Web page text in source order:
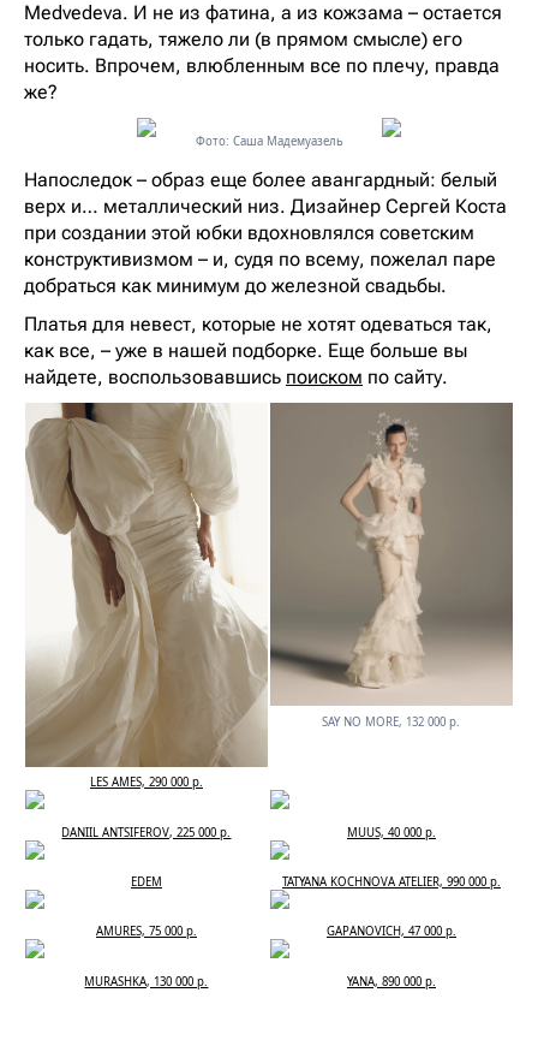
Medvedeva. И не из фатина, а из кожзама – остается
только гадать, тяжело ли (в прямом смысле) его
носить. Впрочем, влюбленным все по плечу, правда
же?
Фото: Саша Мадемуазель
Напоследок – образ еще более авангардный: белый
верх и… металлический низ. Дизайнер Сергей Коста
при создании этой юбки вдохновлялся советским
конструктивизмом – и, судя по всему, пожелал паре
добраться как минимум до железной свадьбы.
Платья для невест, которые не хотят одеваться так,
как все, – уже в нашей подборке. Еще больше вы
найдете, воспользовавшись поиском по сайту.
LES AMES, 290 000 р.
SAY NO MORE, 132 000 р.
DANIIL ANTSIFEROV, 225 000 р. MUUS, 40 000 р.
EDEM TATYANA KOCHNOVA ATELIER, 990 000 р.
AMURES, 75 000 р. GAPANOVICH, 47 000 р.
MURASHKA, 130 000 р. YANA, 890 000 р.